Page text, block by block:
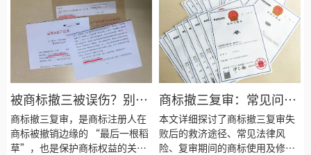
地理解和应对商标无效宣告程
序。
词、地名文化符号及广告语等。
了解这些“雷点”，助您在商标
取名阶段精准避坑。同时提供降
低驳回风险的实用策略及被驳回
后的最佳应对方案。避开无效申
请，让您的商标注册之路更顺
畅！立即阅读，掌握核心禁忌，
提升注册成功率！
被商标撤三被误伤？别
怕！商标撤三复审指南助
您挽回商标
商标撤三复审，是商标注册人在
商标被撤销边缘的 “最后一根稻
草”，也是保护商标权益的关键
商标撤三复审：常见问题
与解决指南
本文详细探讨了商标撤三复审失
败后的救济途径、常见法律风
险、复审期间的商标使用及修改